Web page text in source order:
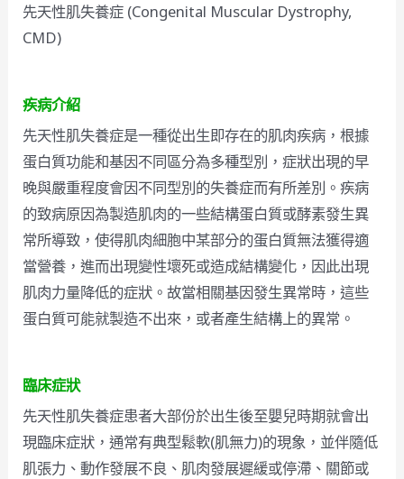
先天性肌失養症 (Congenital Muscular Dystrophy,
CMD)
疾病介紹
先天性肌失養症是一種從出生即存在的肌肉疾病，根據
蛋白質功能和基因不同區分為多種型別，症狀出現的早
晚與嚴重程度會因不同型別的失養症而有所差別。疾病
的致病原因為製造肌肉的一些結構蛋白質或酵素發生異
常所導致，使得肌肉細胞中某部分的蛋白質無法獲得適
當營養，進而出現變性壞死或造成結構變化，因此出現
肌肉力量降低的症狀。故當相關基因發生異常時，這些
蛋白質可能就製造不出來，或者產生結構上的異常。
臨床症狀
先天性肌失養症患者大部份於出生後至嬰兒時期就會出
現臨床症狀，通常有典型鬆軟(肌無力)的現象，並伴隨低
肌張力、動作發展不良、肌肉發展遲緩或停滯、關節或